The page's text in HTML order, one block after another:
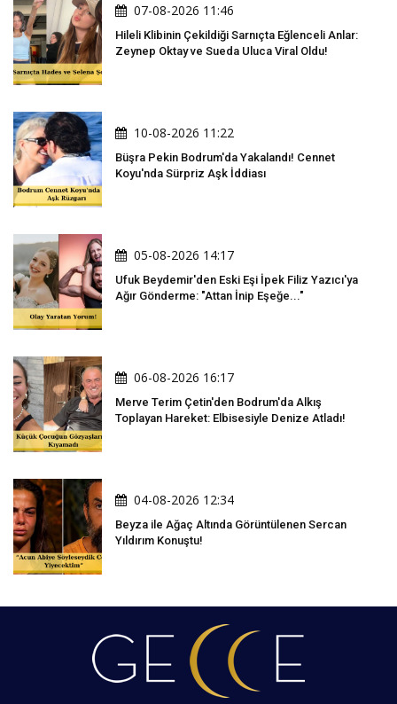
07-08-2026 11:46
Hileli Klibinin Çekildiği Sarnıçta Eğlenceli Anlar:
Zeynep Oktay ve Sueda Uluca Viral Oldu!
10-08-2026 11:22
Büşra Pekin Bodrum'da Yakalandı! Cennet
Koyu'nda Sürpriz Aşk İddiası
05-08-2026 14:17
Ufuk Beydemir'den Eski Eşi İpek Filiz Yazıcı'ya
Ağır Gönderme: "Attan İnip Eşeğe..."
06-08-2026 16:17
Merve Terim Çetin'den Bodrum'da Alkış
Toplayan Hareket: Elbisesiyle Denize Atladı!
04-08-2026 12:34
Beyza ile Ağaç Altında Görüntülenen Sercan
Yıldırım Konuştu!